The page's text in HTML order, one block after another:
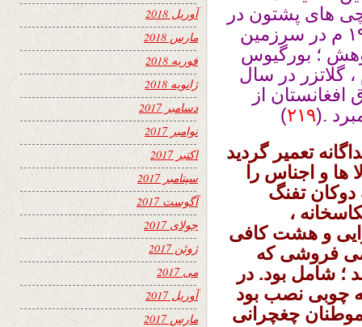
های پشتون در
افغانستان مرکزی در سالهای ۱۹۶۰ و ۱۹۷۰ م در سرزمین
؛ بورگیوس
۱۹۷۲ م ، جینتش در سال ۱۹۷۳ م ، گلاتزر در سال
م ، و در شرق افغانستان از
۲۱۹)
نقشه جداگانه تعمیر گردید
ها و اجناس را
تفنگ
،
و هشت کافی
فروشی که
شامل بود. در
چوبی نصب بود
چغچرانی
آوریل 2018
مارس 2018
فوریه 2018
ژانویه 2018
دسامبر 2017
نوامبر 2017
اکتبر 2017
سپتامبر 2017
آگوست 2017
جولای 2017
ژوئن 2017
می 2017
آوریل 2017
مارس 2017